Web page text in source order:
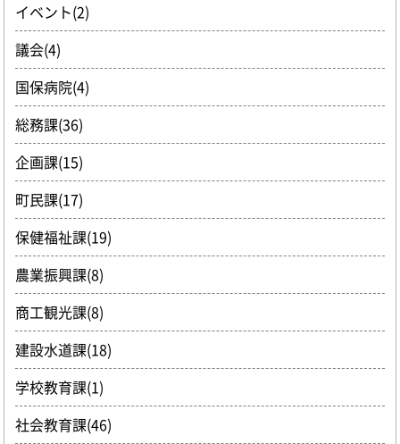
イベント(2)
議会(4)
国保病院(4)
総務課(36)
企画課(15)
町民課(17)
保健福祉課(19)
農業振興課(8)
商工観光課(8)
建設水道課(18)
学校教育課(1)
社会教育課(46)